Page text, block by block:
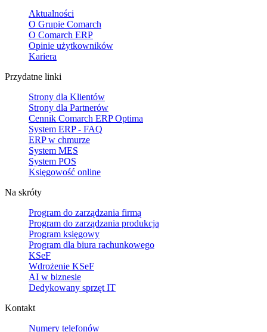
Aktualności
O Grupie Comarch
O Comarch ERP
Opinie użytkowników
Kariera
Przydatne linki
Strony dla Klientów
Strony dla Partnerów
Cennik Comarch ERP Optima
System ERP - FAQ
ERP w chmurze
System MES
System POS
Księgowość online
Na skróty
Program do zarządzania firmą
Program do zarządzania produkcją
Program księgowy
Program dla biura rachunkowego
KSeF
Wdrożenie KSeF
AI w biznesie
Dedykowany sprzęt IT
Kontakt
Numery telefonów